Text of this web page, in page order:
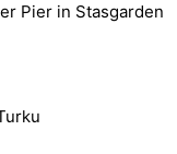
Pier in Stasgarden